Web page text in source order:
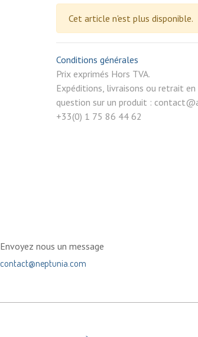
Cet article n'est plus disponible.
Conditions générales
Prix exprimés Hors
Expéditions, livraisons ou retrait en
question sur un produit :
+33(0) 1 75 86 44 62
Envoyez nous un message
contact@neptunia.com